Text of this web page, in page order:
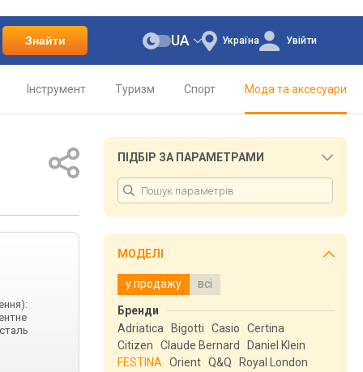
Знайти Україна
UA Увійти
Інструмент Туризм Спорт Мода та аксесуари
ПІДБІР ЗА ПАРАМЕТРАМИ
МОДЕЛІ
у продажу всі
Бренди
Adriatica
Bigotti Casio
Certina
Citizen
Claude Bernard
Daniel Klein
FESTINA
Orient Q&Q
Royal London